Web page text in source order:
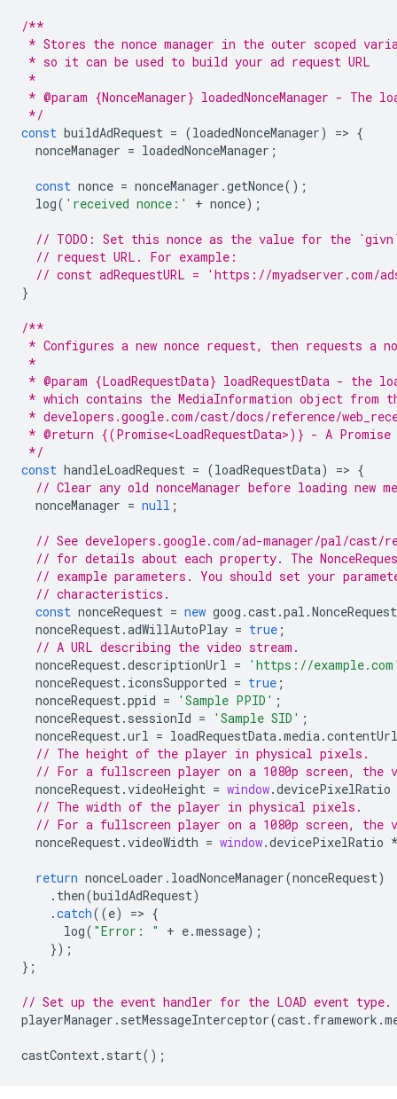
/**
* Stores the nonce manager in the outer scoped
* so it can be used to build your ad request URL
*
* @param {NonceManager} loadedNonceManager - The
*/
const buildAdRequest = (loadedNonceManager) => {
nonceManager = loadedNonceManager ;
const nonce = nonceManager .getNonce();
log( 'received nonce:' + nonce);
// TODO: Set this nonce as the value for the
// request URL. For example:
// const adRequestURL = 'https://myadserver.com/
}
/**
* Configures a new nonce request, then requests a
*
* @param {LoadRequestData} loadRequestData - the
* which contains the MediaInformation object from
* developers.google.com/cast/docs/reference/
* @return {(Promise<LoadRequestData>)} - A
*/
const handleLoadRequest = (loadRequestData) => {
// Clear any old nonceManager before loading new
nonceManager = null ;
// See developers.google.com/ad-manager/pal/cast/
// for details about each property. The
// example parameters. You should set your
// characteristics.
const nonceRequest = new goog .cast.pal .NonceRequest
nonceRequest.adWillAutoPlay = true ;
// A URL describing the video stream.
nonceRequest.descriptionUrl =
'https://
nonceRequest. iconsSupported = true ;
nonceRequest.ppid = 'Sample PPID' ;
nonceRequest. sessionId = 'Sample SID' ;
nonceRequest.url = loadRequestData.media.contentUrl
// The height of the player in physical pixels.
// For a fullscreen player on a 1080p screen, the
nonceRequest.videoHeight = window.devicePixelRatio
// The width of the player in physical pixels.
// For a fullscreen player on a 1080p screen, the
nonceRequest.videoWidth = window.devicePixelRatio
return nonceLoader . loadNonceManager(nonceRequest)
. then(buildAdRequest)
.catch((e) => {
log( "Error: " + e.message);
});
};
// Set up the event handler for the LOAD event type.
playerManager . setMessageInterceptor(cast. framework .
castContext. start();